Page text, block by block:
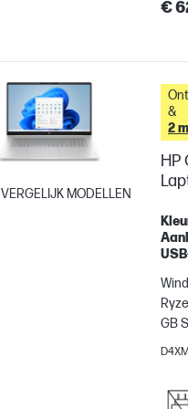
€
VERGELIJK MODELLEN
Ga verder naar vergelijken
&
2
HP
GB